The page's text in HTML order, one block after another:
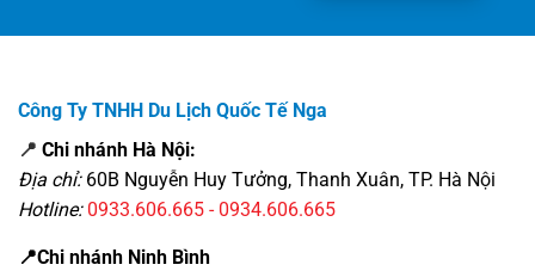
Công Ty TNHH Du Lịch Quốc Tế Nga
📍 Chi nhánh Hà Nội:
Địa chỉ:60B Nguyễn Huy Tưởng, Thanh Xuân, TP. Hà Nội
Hotline: 0933.606.665 - 0934.606.665
📍Chi nhánh Ninh Bình